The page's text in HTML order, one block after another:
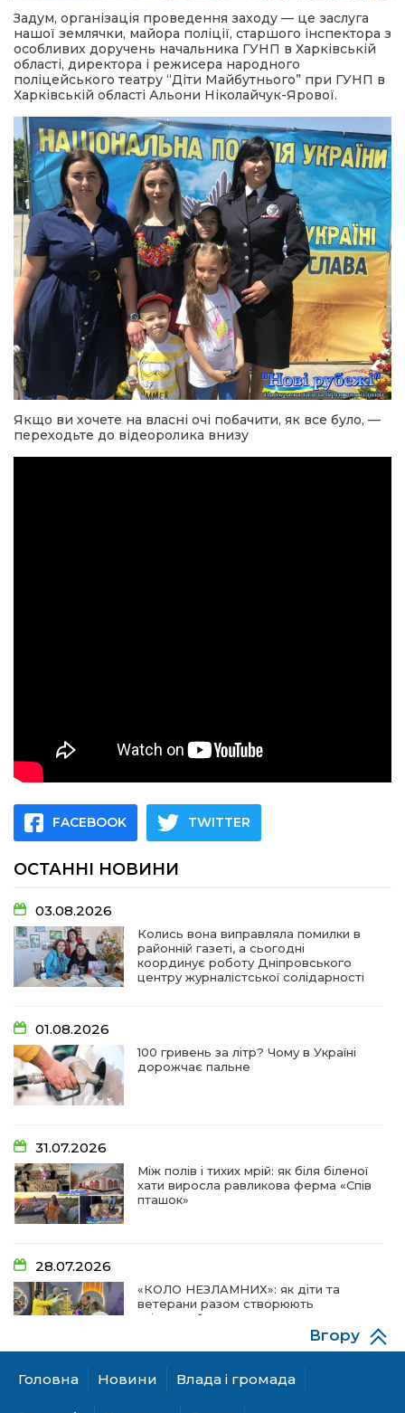
Задум, організація проведення заходу — це заслуга
нашої землячки, майора поліції, старшого інспектора з
особливих доручень начальника ГУНП в Харківській
області, директора і режисера народного
поліцейського театру “Діти Майбутнього” при ГУНП в
Харківській області Альони Ніколайчук-Ярової.
Якщо ви хочете на власні очі побачити, як все було, —
переходьте до відеоролика внизу
FACEBOOK TWITTER
ОСТАННІ НОВИНИ
03.08.2026
Колись вона виправляла помилки в
районній газеті, а сьогодні
координує роботу Дніпровського
центру журналістської солідарності
01.08.2026
100 гривень за літр? Чому в Україні
дорожчає пальне
31.07.2026
Між полів і тихих мрій: як біля біленої
хати виросла равликова ферма «Спів
пташок»
28.07.2026
«КОЛО НЕЗЛАМНИХ»: як діти та
ветерани разом створюють
унікальний телепроєкт
18.07.2026
Головна Новини Влада і громада
Вгору